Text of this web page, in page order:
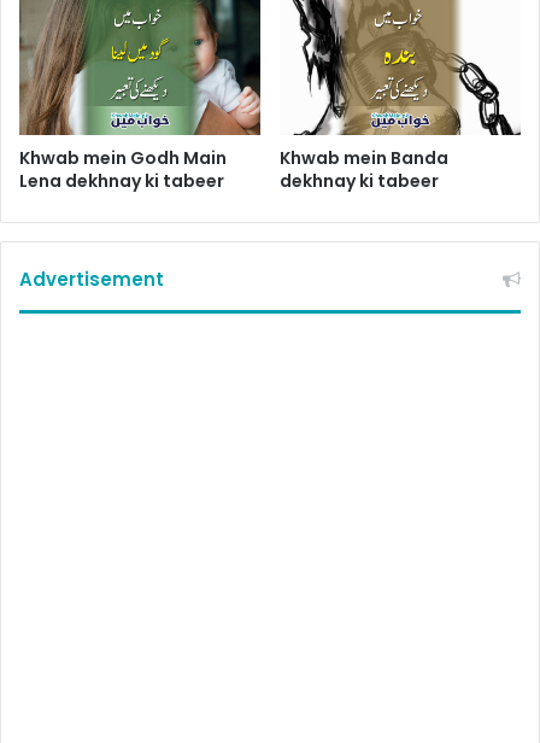
Khwab mein Godh Main
Lena dekhnay ki tabeer
Khwab mein Banda
dekhnay ki tabeer
Advertisement